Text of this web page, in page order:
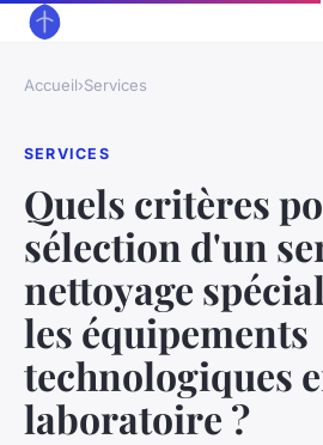
Accueil›Services
SERVICES
Quels critères
sélection d'un
nettoyage
les équipements
technologiques
laboratoire ?